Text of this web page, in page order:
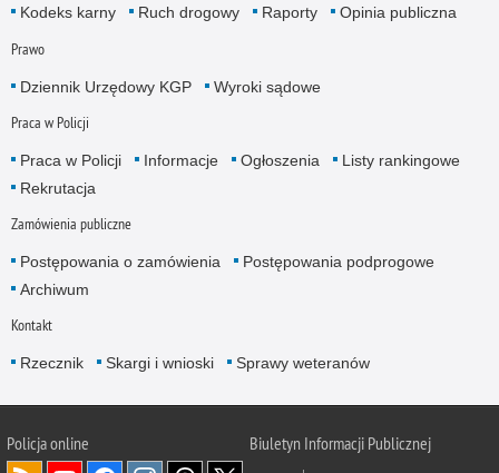
Kodeks karny
Ruch drogowy Raporty Opinia publiczna
Prawo
Dziennik Urzędowy KGP Wyroki sądowe
Praca w Policji
Praca w Policji Informacje Ogłoszenia
Listy rankingowe
Rekrutacja
Zamówienia publiczne
Postępowania o zamówienia
Postępowania podprogowe
Archiwum
Kontakt
Rzecznik Skargi i wnioski Sprawy weteranów
Policjaonline
Biuletyn Informacji Publicznej